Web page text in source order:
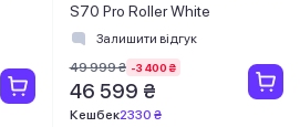
S70 Pro Roller White
Залишити відгук
49 999 ₴ -3 400 ₴
46 599 ₴
Кешбек2330 ₴